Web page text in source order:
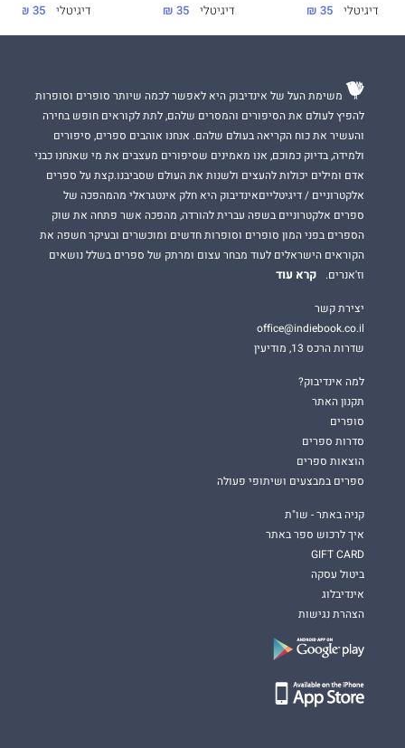
דיגיטלי 35 ₪
דיגיטלי 35 ₪
דיגיטלי 35 ₪
משימת העל של אינדיבוק היא לאפשר לכמה שיותר סופרים וסופרות
להפיץ לעולם את הסיפורים והמסרים שלהם, לתת לקוראים חופש בחירה
והעשיר את כוח הקריאה בעולם שלהם. אנחנו אוהבים ספרים, סיפורים
ולמידה, בדיוק כמוכם, אנו מאמינים שסיפורים מעצבים את מי שאנחנו כבני
אדם ומילים יכולות להעצים ולשנות את העולם שסביבנו.קצת על ספרים
אלקטרוניים / דיגיטלייםאינדיבוק היא חלק אינטגראלי מהמהפכה של
ספרים אלקטרוניים בשפה עברית להורדה, מהפכה אשר פתחה את שוק
הספרים בפני המון סופרים וסופרות חדשים ומוכשרים ובעיקר חשפה את
הקוראים הישראלים לעוד מבחר עצום ומרתק של ספרים בשלל נושאים
וז'אנרים.
קרא עוד
יצירת קשר
office@indiebook.co.il
שדרות הרכס 13, מודיעין
למה אינדיבוק?
תקנון האתר
סופרים
סדרות ספרים
הוצאות ספרים
ספרים במבצעים ושיתופי פעולה
קניה באתר - שו"ת
איך לרכוש ספר באתר
GIFT CARD
ביטול עסקה
אינדיבלוג
הצהרת נגישות